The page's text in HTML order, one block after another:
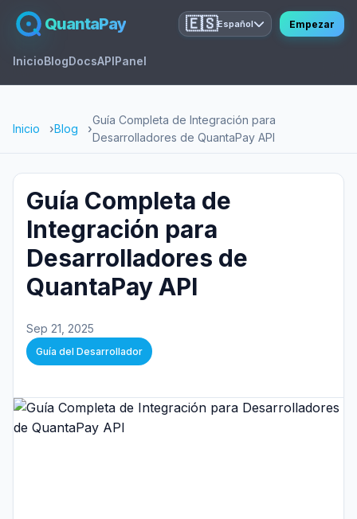
QuantaPay
InicioBlogDocsAPIPanel
🇪🇸Español Empezar
Inicio Blog
Guía Completa de Integración para
Desarrolladores de QuantaPay API
Guía Completa de
Integración para
Desarrolladores de
QuantaPay API
Sep 21, 2025
Guía del Desarrollador